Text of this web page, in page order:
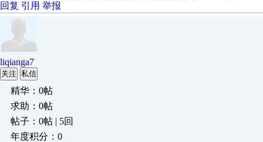
回复 引用 举报
liqianga7
关注 私信
精华：0帖
求助：0帖
帖子：0帖 | 5回
年度积分：0